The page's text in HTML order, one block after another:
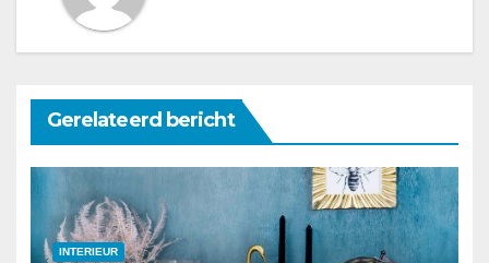
Gerelateerd bericht
INTERIEUR